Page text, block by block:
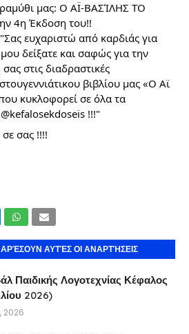
μας: Ο ΑΪ-ΒΑΣΊΛΗΣ ΤΟ
4η Έκδοση του!!
ευχαριστώ από καρδιάς για
δείξατε και σαφώς για την
στις διαδραστικές
βιβλίου μας «Ο Αϊ
κυκλοφορεί σε όλα τα
!!!"
σας !!!!
ΑΥΤΈΣ ΟΙ ΑΝΑΡΤΉΣΕΙΣ
Παιδικής Λογοτεχνίας Κέφαλος
2026)
2026